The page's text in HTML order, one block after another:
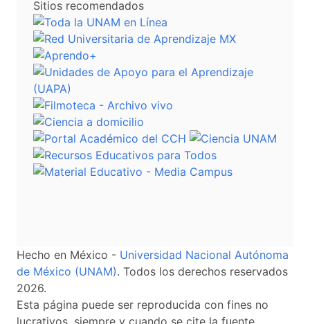
Sitios recomendados
Hecho en México - Universidad Nacional Autónoma
de México (UNAM). Todos los derechos reservados
2026.
Esta página puede ser reproducida con fines no
lucrativos, siempre y cuando se cite la fuente